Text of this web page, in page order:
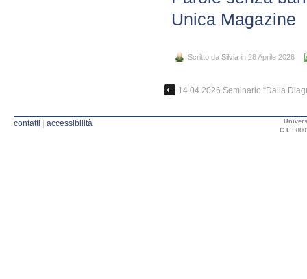
Unica Magazine
Scritto da Silvia in 28 Aprile 2026
14.04.2026 Seminario “Dalla
contatti | accessibilità
C.F.: